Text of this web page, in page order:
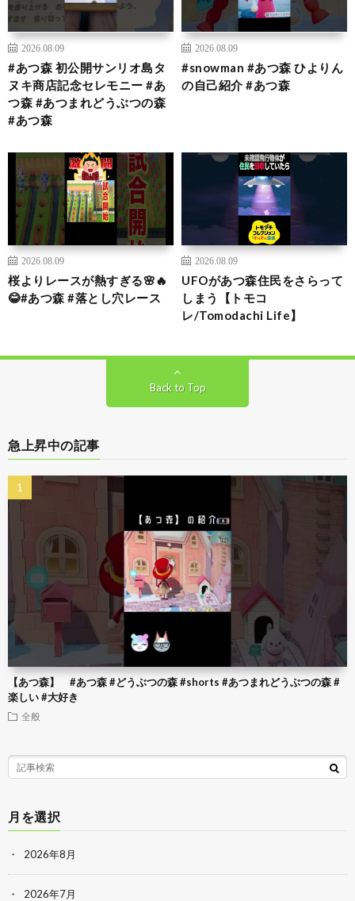
2026.08.09
#あつ森 初公開サンリオ島タ
ヌキ商店記念セレモニー #あ
つ森 #あつまれどうぶつの森
#あつ森
2026.08.09
#snowman #あつ森 ひよりん
の自己紹介 #あつ森
2026.08.09
桜よりレースが熱すぎる🌸🔥
😂#あつ森 #落とし穴レース
2026.08.09
UFOがあつ森住民をさらって
しまう【トモコ
レ/Tomodachi Life】
Back to Top
急上昇中の記事
【あつ森】 #あつ森 #どうぶつの森 #shorts #あつまれどうぶつの森 #
楽しい #大好き
全般
月を選択
2026年8月
2026年7月